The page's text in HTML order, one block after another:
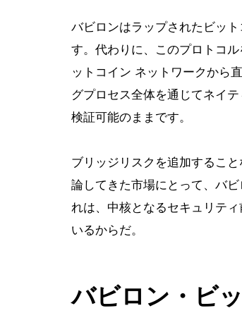
バビロンはラップされたビッ
す。代わりに、このプロトコ
ットコイン ネットワークから
グプロセス全体を通じてネイ
検証可能のままです。
ブリッジリスクを追加するこ
論してきた市場にとって、バ
れは、中核となるセキュリテ
いるからだ。
バビロン・ビ